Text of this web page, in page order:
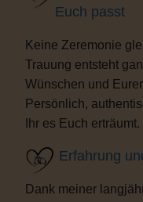
Euch passt
Keine Zeremonie
Trauung entsteht
Wünschen und
Persönlich,
Ihr es Euch erträumt.
Erfahrung
Dank meiner